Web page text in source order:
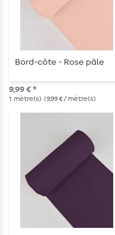
Bord-côte - Rose pâle
9,99 € *
1 mètre(s) | 9,99 € / mètre(s)